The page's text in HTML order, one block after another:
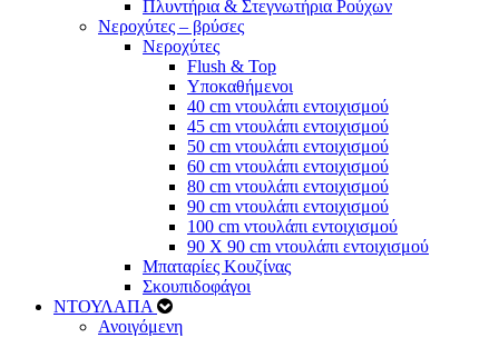
Πλυντήρια & Στεγνωτήρια Ρούχων
Νεροχύτες – βρύσες
Νεροχύτες
Flush & Top
Υποκαθήμενοι
40 cm ντουλάπι εντοιχισμού
45 cm ντουλάπι εντοιχισμού
50 cm ντουλάπι εντοιχισμού
60 cm ντουλάπι εντοιχισμού
80 cm ντουλάπι εντοιχισμού
90 cm ντουλάπι εντοιχισμού
100 cm ντουλάπι εντοιχισμού
90 Χ 90 cm ντουλάπι εντοιχισμού
Μπαταρίες Κουζίνας
Σκουπιδοφάγοι
ΝΤΟΥΛΑΠΑ
Ανοιγόμενη